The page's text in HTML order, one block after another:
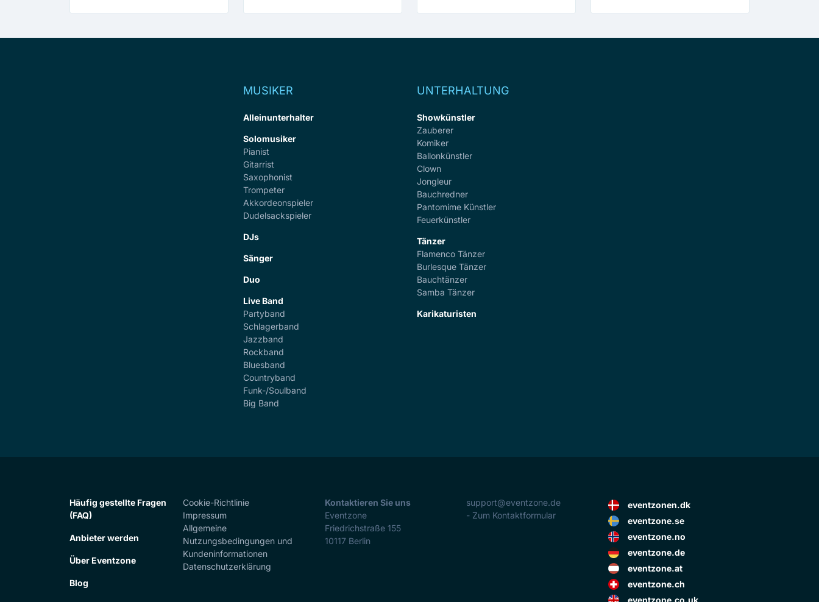
MUSIKER
Alleinunterhalter
Solomusiker
Pianist
Gitarrist
Saxophonist
Trompeter
Akkordeonspieler
Dudelsackspieler
DJs
Sänger
Duo
Live Band
Partyband
Schlagerband
Jazzband
Rockband
Bluesband
Countryband
Funk-/Soulband
Big Band
UNTERHALTUNG
Showkünstler
Zauberer
Komiker
Ballonkünstler
Clown
Jongleur
Bauchredner
Pantomime Künstler
Feuerkünstler
Tänzer
Flamenco Tänzer
Burlesque Tänzer
Bauchtänzer
Samba Tänzer
Karikaturisten
Häufig gestellte Fragen
(FAQ)
Anbieter werden
Über Eventzone
Blog
Cookie-Richtlinie
Impressum
Allgemeine
Nutzungsbedingungen und
Kundeninformationen
Datenschutzerklärung
Kontaktieren Sie uns
Eventzone
Friedrichstraße 155
10117 Berlin
support@eventzone.de
- Zum Kontaktformular
eventzonen.dk
eventzone.se
eventzone.no
eventzone.de
eventzone.at
eventzone.ch
eventzone.co.uk